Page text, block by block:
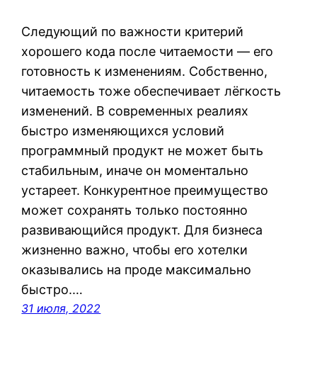
Следующий по важности критерий
хорошего кода после читаемости — его
готовность к изменениям. Собственно,
читаемость тоже обеспечивает лёгкость
изменений. В современных реалиях
быстро изменяющихся условий
программный продукт не может быть
стабильным, иначе он моментально
устареет. Конкурентное преимущество
может сохранять только постоянно
развивающийся продукт. Для бизнеса
жизненно важно, чтобы его хотелки
оказывались на проде максимально
быстро.…
31 июля, 2022